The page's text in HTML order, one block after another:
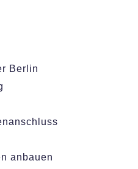
Berlin
anbauen